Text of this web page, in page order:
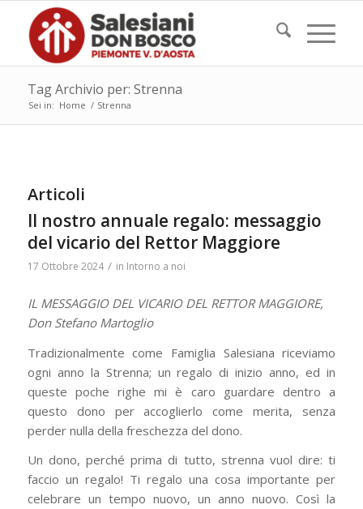
Tag Archivio per: Strenna
Sei in: Home / Strenna
Articoli
Il nostro annuale regalo: messaggio
del vicario del Rettor Maggiore
17 Ottobre 2024 / in Intorno a noi
IL MESSAGGIO DEL VICARIO DEL RETTOR MAGGIORE,
Don Stefano Martoglio
Tradizionalmente come Famiglia Salesiana riceviamo
ogni anno la Strenna; un regalo di inizio anno, ed in
queste poche righe mi è caro guardare dentro a
questo dono per accoglierlo come merita, senza
perder nulla della freschezza del dono.
Un dono, perché prima di tutto, strenna vuol dire: ti
faccio un regalo! Ti regalo una cosa importante per
celebrare un tempo nuovo, un anno nuovo. Così la